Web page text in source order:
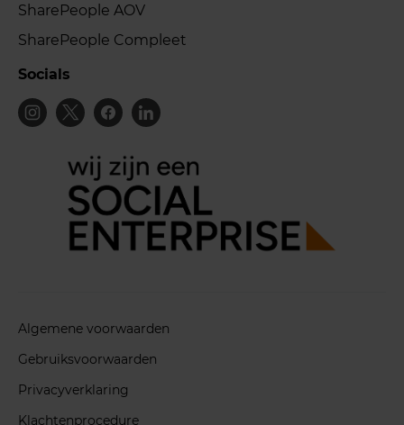
SharePeople AOV
SharePeople Compleet
Socials
Algemene voorwaarden
Gebruiksvoorwaarden
Privacyverklaring
Klachtenprocedure